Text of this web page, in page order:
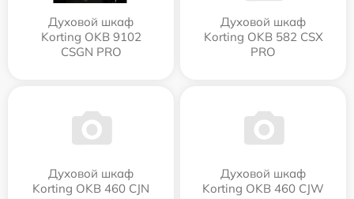
Духовой шкаф
Korting OKB 9102
CSGN PRO
Духовой шкаф
Korting OKB 582 CSX
PRO
Духовой шкаф
Korting OKB 460 CJN
Духовой шкаф
Korting OKB 460 CJW